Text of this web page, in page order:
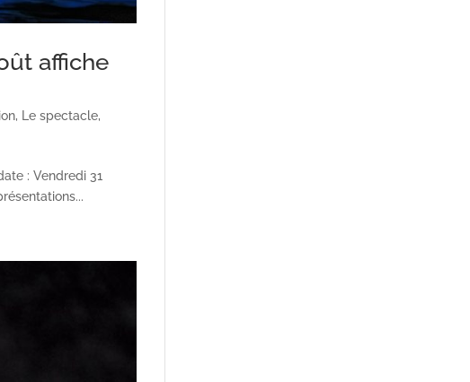
affiche
, Le spectacle,
: Vendredi 31